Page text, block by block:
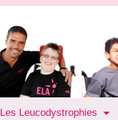
Les Leucodystrophies